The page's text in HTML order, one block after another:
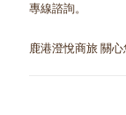
專線諮詢。
鹿港澄悅商旅 關心